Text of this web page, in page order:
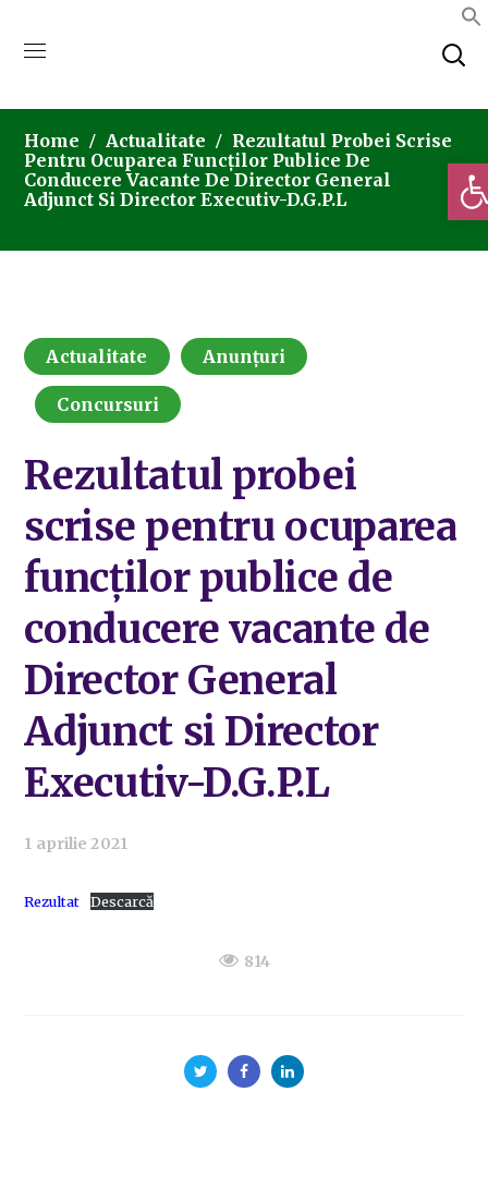
Home Actualitate
Rezultatul Probei Scrise
Pentru Ocuparea Funcților Publice De
Conducere Vacante De Director General
Adjunct Si Director Executiv-D.G.P.L
Actualitate Anunțuri
Concursuri
Rezultatul probei
scrise pentru ocuparea
funcților publice de
conducere vacante de
Director General
Adjunct si Director
Executiv-D.G.P.L
1 aprilie 2021
Rezultat Descarcă
814